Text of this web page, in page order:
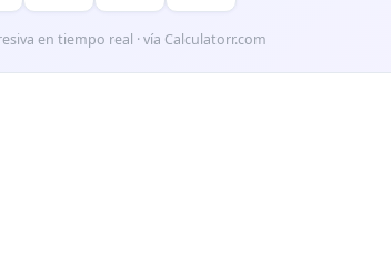
en tiempo real · vía Calculatorr.com